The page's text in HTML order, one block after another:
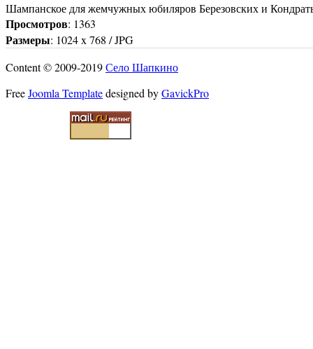
Шампанское для жемчужных юбиляров Березовских и
Просмотров: 1363
Размеры: 1024 x 768 / JPG
Content © 2009-2019Село Шапкино
FreeJoomla Templatedesigned byGavickPro